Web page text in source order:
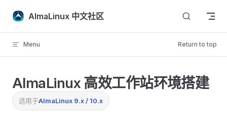
Skip to content
AlmaLinux 中文社区
Menu Return to top
AlmaLinux 高效工作站环境搭建
适用于AlmaLinux 9.x / 10.x